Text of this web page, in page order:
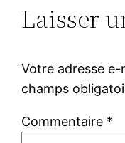
Laisser
Votre adresse e-
champs
Commentaire *